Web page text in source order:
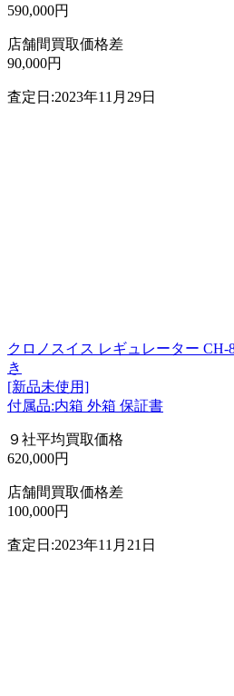
590,000円
店舗間買取価格差
90,000円
査定日:2023年11月29日
クロノスイス レギュレーター
き
[新品未使用]
付属品:内箱 外箱 保証書
９社平均買取価格
620,000円
店舗間買取価格差
100,000円
査定日:2023年11月21日